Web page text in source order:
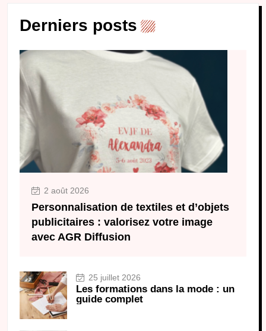
Derniers posts
2 août 2026
Personnalisation de textiles et d’objets
publicitaires : valorisez votre image
avec AGR Diffusion
25 juillet 2026
Les formations dans la mode : un
guide complet